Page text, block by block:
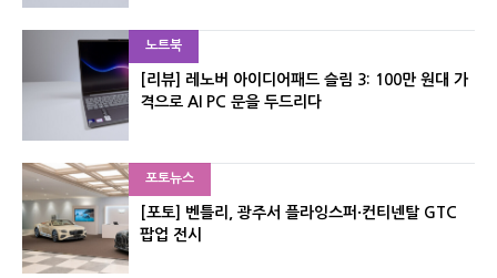
노트북
[리뷰] 레노버 아이디어패드 슬림 3: 100만 원대 가
격으로 AI PC 문을 두드리다
포토뉴스
[포토] 벤틀리, 광주서 플라잉스퍼·컨티넨탈 GTC
팝업 전시